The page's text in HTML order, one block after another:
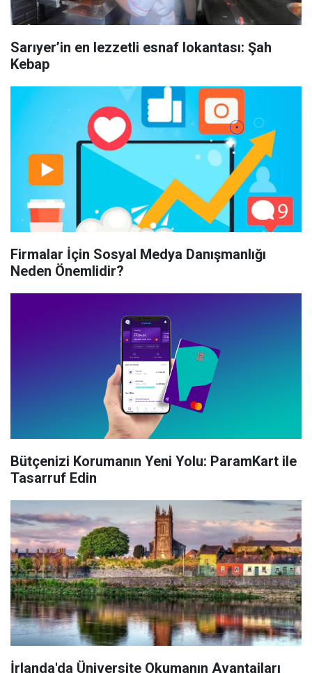
Sarıyer’in en lezzetli esnaf lokantası: Şah
Kebap
Firmalar İçin Sosyal Medya Danışmanlığı
Neden Önemlidir?
Bütçenizi Korumanın Yeni Yolu: ParamKart ile
Tasarruf Edin
İrlanda'da Üniversite Okumanın Avantajları